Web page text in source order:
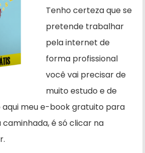
Tenho certeza que se
pretende trabalhar
pela internet de
forma profissional
você vai precisar de
muito estudo e de
aqui meu e-book gratuito para
é só clicar na